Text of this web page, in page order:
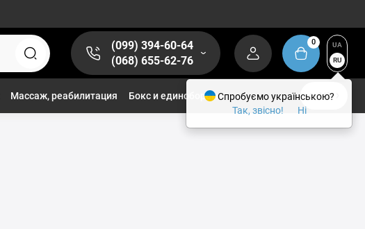
(099) 394-60-64
(068) 655-62-76
0
UA
RU
Массаж, реабилитация Бокс и единоборства 1/2
Спробуємо українською?
Так, звісно!
Ні